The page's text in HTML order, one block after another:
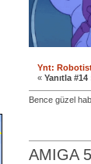
Ynt:
« Yanıtla #14
Bence güzel
AMIGA